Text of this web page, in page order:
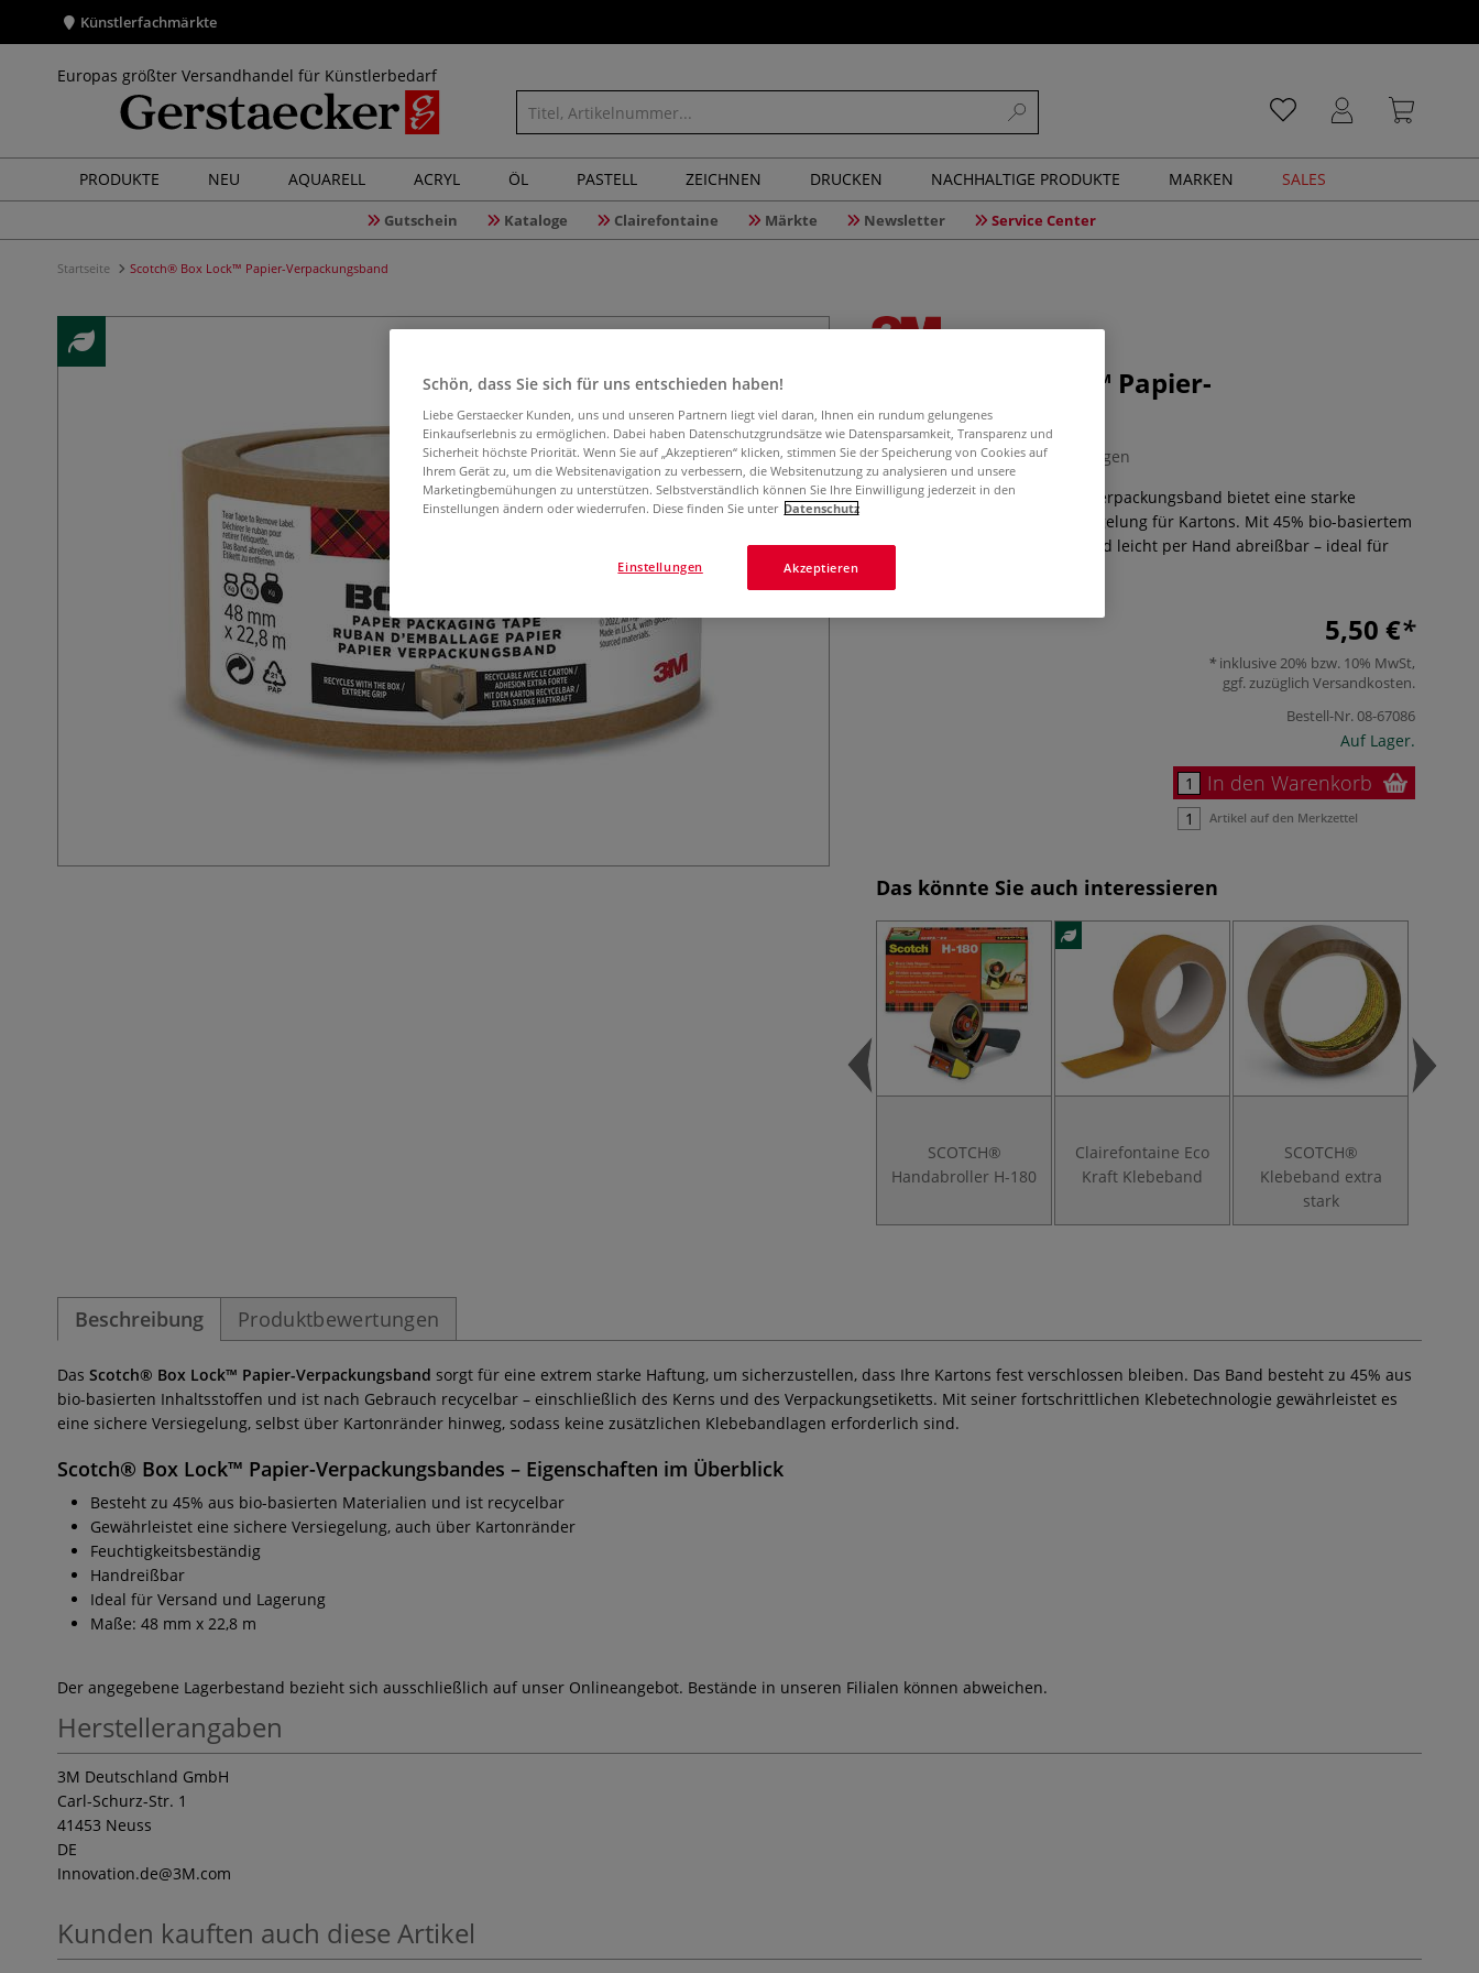
Künstlerfachmärkte
Europas größter Versandhandel für Künstlerbedarf
PRODUKTE NEU AQUARELL ACRYL ÖL PASTELL ZEICHNEN DRUCKEN NACHHALTIGE PRODUKTE MARKEN SALES
Gutschein Kataloge Clairefontaine Märkte Newsletter Service Center
Startseite Scotch® Box Lock™ Papier-Verpackungsband
Scotch® Box Lock™ Papier-
Verpackungsband
0 Bewertungen
Das Scotch® Box Lock™ Papier-Verpackungsband bietet eine starke
Haftung und eine sichere Versiegelung für Kartons. Mit 45% bio-basiertem
Inhalt, feuchtigkeitsbeständig und leicht per Hand abreißbar – ideal für
5,50 €
inklusive 20% bzw. 10% MwSt,
ggf. zuzüglich Versandkosten.
Bestell-Nr.08-67086
Auf Lager.
In den Warenkorb
Artikel auf den Merkzettel
Das könnte Sie auch interessieren
SCOTCH®
Handabroller H-180
Clairefontaine Eco
Kraft Klebeband
SCOTCH®
Klebeband extra
stark
Beschreibung Produktbewertungen
Das Scotch® Box Lock™ Papier-Verpackungsband sorgt für eine extrem starke Haftung, um sicherzustellen, dass Ihre Kartons fest verschlossen bleiben. Das Band besteht zu 45% aus
bio-basierten Inhaltsstoffen und ist nach Gebrauch recycelbar – einschließlich des Kerns und des Verpackungsetiketts. Mit seiner fortschrittlichen Klebetechnologie gewährleistet es
eine sichere Versiegelung, selbst über Kartonränder hinweg, sodass keine zusätzlichen Klebebandlagen erforderlich sind.
Scotch® Box Lock™ Papier-Verpackungsbandes – Eigenschaften im Überblick
Besteht zu 45% aus bio-basierten Materialien und ist recycelbar
Gewährleistet eine sichere Versiegelung, auch über Kartonränder
Feuchtigkeitsbeständig
Handreißbar
Ideal für Versand und Lagerung
Maße: 48 mm x 22,8 m
Der angegebene Lagerbestand bezieht sich ausschließlich auf unser Onlineangebot. Bestände in unseren Filialen können abweichen.
Herstellerangaben
3M Deutschland GmbH
Carl-Schurz-Str. 1
41453 Neuss
DE
Innovation.de@3M.com
Kunden kauften auch diese Artikel
Schön, dass Sie sich für uns entschieden haben!
Liebe Gerstaecker Kunden, uns und unseren Partnern liegt viel daran, Ihnen ein rundum gelungenes
Einkaufserlebnis zu ermöglichen. Dabei haben Datenschutzgrundsätze wie Datensparsamkeit, Transparenz und
Sicherheit höchste Priorität. Wenn Sie auf „Akzeptieren“ klicken, stimmen Sie der Speicherung von Cookies auf
Ihrem Gerät zu, um die Websitenavigation zu verbessern, die Websitenutzung zu analysieren und unsere
Marketingbemühungen zu unterstützen. Selbstverständlich können Sie Ihre Einwilligung jederzeit in den
Einstellungen ändern oder wiederrufen. Diese finden Sie unter Datenschutz
Akzeptieren
Einstellungen